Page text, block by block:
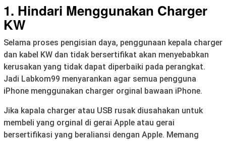
1. Hindari Menggunakan Charger
KW
Selama proses pengisian daya, penggunaan kepala charger
dan kabel KW dan tidak bersertifikat akan menyebabkan
kerusakan yang tidak dapat diperbaiki pada perangkat.
Jadi Labkom99 menyarankan agar semua pengguna
iPhone menggunakan charger orginal bawaan iPhone.
Jika kapala charger atau USB rusak diusahakan untuk
membeli yang orginal di gerai Apple atau gerai
bersertifikasi yang beraliansi dengan Apple. Memang